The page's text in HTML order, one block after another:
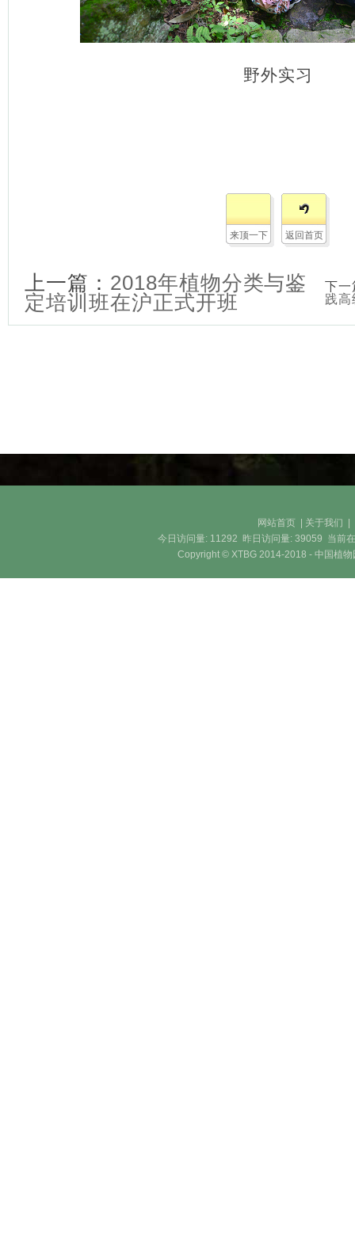
野外实习
来顶一下 返回首页
上一篇： 2018年植物分类与鉴
定培训班在沪正式开班
下一
践高
网站首页 关于我们
今日访问量: 11292 昨日访问量:39059 当前
Copyright © XTBG 2014-2018 - 中国